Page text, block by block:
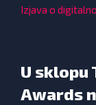
Izjava o
U sklopu
Awards